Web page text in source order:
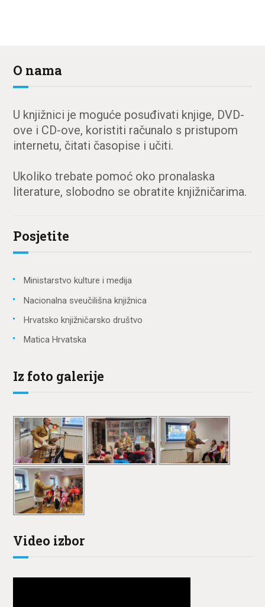
O nama
U knjižnici je moguće posuđivati knjige, DVD-
ove i CD-ove, koristiti računalo s pristupom
internetu, čitati časopise i učiti.
Ukoliko trebate pomoć oko pronalaska
literature, slobodno se obratite knjižničarima.
Posjetite
Ministarstvo kulture i medija
Nacionalna sveučilišna knjižnica
Hrvatsko knjižničarsko društvo
Matica Hrvatska
Iz foto galerije
Video izbor